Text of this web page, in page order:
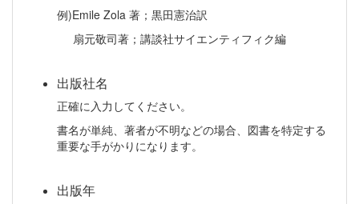
例)Emile Zola 著；黒田憲治訳
扇元敬司著；講談社サイエンティフィク編
出版社名
正確に入力してください。
書名が単純、著者が不明などの場合、図書を特定する
重要な手がかりになります。
出版年